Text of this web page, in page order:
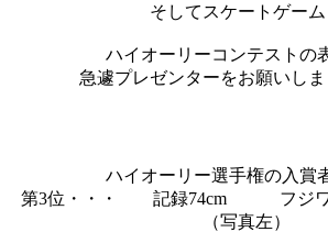
そしてスケートゲーム
ハイオーリーコンテストの
急遽プレゼンターをお願いしま
ハイオーリー選手権の入賞
第3位・・・ 記録74cm フジワラ
（写真左）